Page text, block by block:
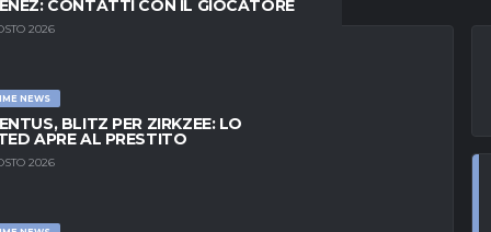
CONTATTI CON IL GIOCATORE
2026
NEWS
BLITZ PER ZIRKZEE: LO
APRE AL PRESTITO
2026
VISITE
DEL COLPO IN